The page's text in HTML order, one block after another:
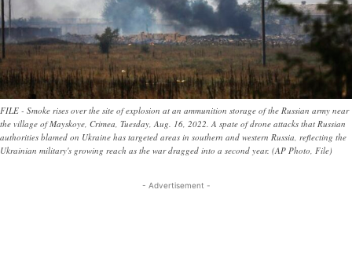
FILE - Smoke rises over the site of explosion at an ammunition storage of the Russian army near
the village of Mayskoye, Crimea, Tuesday, Aug. 16, 2022. A spate of drone attacks that Russian
authorities blamed on Ukraine has targeted areas in southern and western Russia, reflecting the
Ukrainian military's growing reach as the war dragged into a second year. (AP Photo, File)
- Advertisement -